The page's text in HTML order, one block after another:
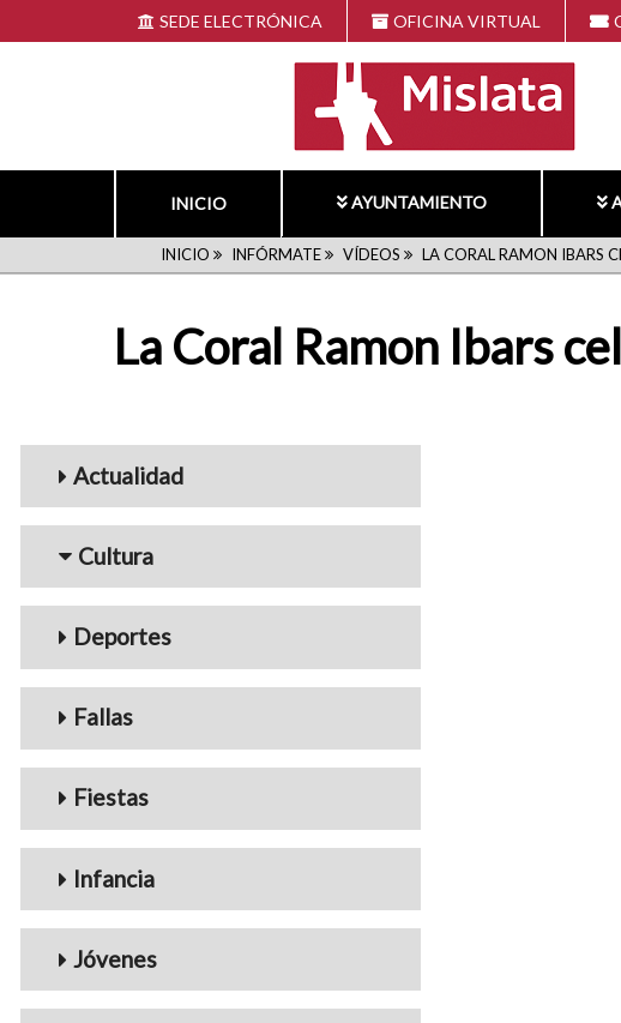
al
SEDE ELECTRÓNICA OFICINA VIRTUAL
INICIO AYUNTAMIENTO
RUTA
DE
INICIO INFÓRMATE VÍDEOS LA CORAL RAMON IBARS
La Coral Ramon Ibars
Menu_Videos
Actualidad
Cultura
Deportes
Fallas
Fiestas
Infancia
Jóvenes